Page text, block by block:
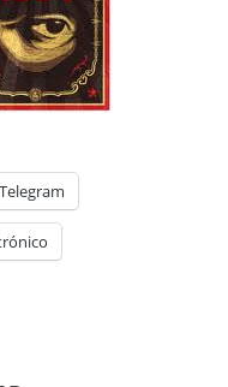
Telegram